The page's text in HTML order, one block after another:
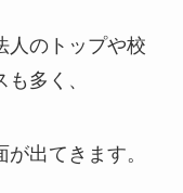
人のトップや校
多く、
出てきます。